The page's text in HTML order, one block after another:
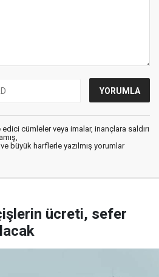
cümleler veya imalar, inançlara saldırı
büyük harflerle yazılmış yorumlar
ücreti, sefer